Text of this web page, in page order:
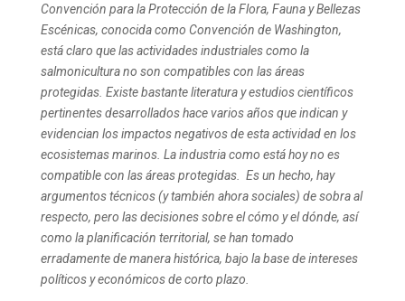
Convención para la Protección de la Flora, Fauna y Bellezas
Escénicas, conocida como Convención de Washington,
está claro que las actividades industriales como la
salmonicultura no son compatibles con las áreas
protegidas. Existe bastante literatura y estudios científicos
pertinentes desarrollados hace varios años que indican y
evidencian los impactos negativos de esta actividad en los
ecosistemas marinos. La industria como está hoy no es
compatible con las áreas protegidas. Es un hecho, hay
argumentos técnicos (y también ahora sociales) de sobra al
respecto, pero las decisiones sobre el cómo y el dónde, así
como la planificación territorial, se han tomado
erradamente de manera histórica, bajo la base de intereses
políticos y económicos de corto plazo.